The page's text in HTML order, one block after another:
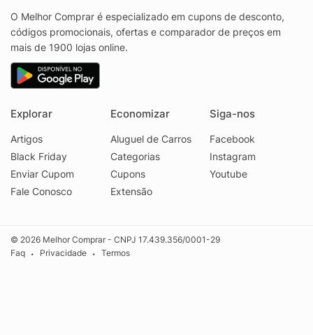
O Melhor Comprar é especializado em cupons de desconto,
códigos promocionais, ofertas e comparador de preços em
mais de 1900 lojas online.
Explorar
Artigos
Black Friday
Enviar Cupom
Fale Conosco
Economizar
Aluguel de Carros
Categorias
Cupons
Extensão
Siga-nos
Facebook
Instagram
Youtube
© 2026 Melhor Comprar - CNPJ 17.439.356/0001-29
Faq
• Privacidade • Termos